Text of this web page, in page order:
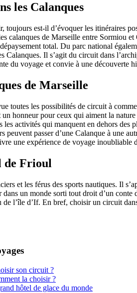
les Calanques
toujours est-il d’évoquer les itinéraires
calanques de Marseille entre Sormiou
total. Du parc national
Calanques. Il s’agit du circuit dans
du voyage et convie à une découverte
de Marseille
toutes les possibilités de circuit à
honneur pour ceux qui aiment la
les activités qui manquent en dehors
peuvent passer d’une Calanque à une
une expérience de voyage
de Frioul
et les férus des sports nautiques. Il
dans un monde sorti tout droit d’un
l’île d’If. En bref, choisir un circuit
son circuit ?
la choisir ?
hôtel de glace du monde